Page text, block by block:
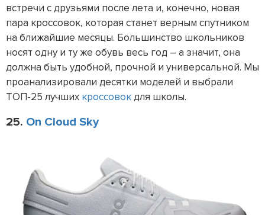
встречи с друзьями после лета и, конечно, новая
пара кроссовок, которая станет верным спутником
на ближайшие месяцы. Большинство школьников
носят одну и ту же обувь весь год – а значит, она
должна быть удобной, прочной и универсальной. Мы
проанализировали десятки моделей и выбрали
ТОП-25 лучших кроссовокдля школы.
25. On Cloud Sky